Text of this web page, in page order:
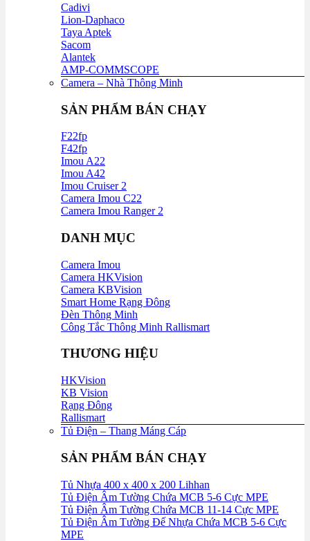
Cadivi
Lion-Daphaco
Taya Aptek
Sacom
Alantek
AMP-COMMSCOPE
Camera – Nhà Thông Minh
SẢN PHẨM BÁN CHẠY
F22fp
F42fp
Imou A22
Imou A42
Imou Cruiser 2
Camera Imou C22
Camera Imou Ranger 2
DANH MỤC
Camera Imou
Camera HKVision
Camera KBVision
Smart Home Rạng Đông
Đèn Thông Minh
Công Tắc Thông Minh Rallismart
THƯƠNG HIỆU
HKVision
KB Vision
Rạng Đông
Rallismart
Tủ Điện – Thang Máng Cáp
SẢN PHẨM BÁN CHẠY
Tủ Nhựa 400 x 400 x 200 Lihhan
Tủ Điện Âm Tường Chứa MCB 5-6 Cực MPE
Tủ Điện Âm Tường Chứa MCB 11-14 Cực MPE
Tủ Điện Âm Tường Đế Nhựa Chứa MCB 5-6 Cực
MPE